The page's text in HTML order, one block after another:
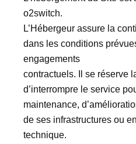
o2switch.
L’Hébergeur assure la
dans les conditions
engagements
contractuels. Il se réserve
d’interrompre le service
maintenance,
de ses infrastructures ou
technique.